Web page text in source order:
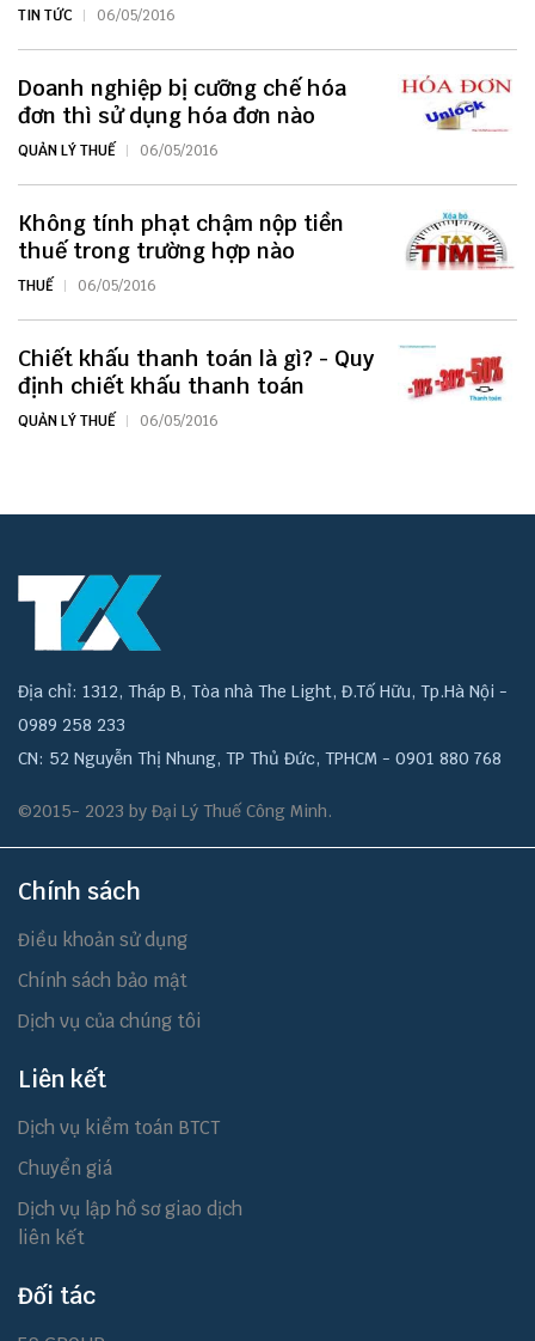
TIN TỨC 06/05/2016
Doanh nghiệp bị cưỡng chế hóa
đơn thì sử dụng hóa đơn nào
QUẢN LÝ THUẾ 06/05/2016
Không tính phạt chậm nộp tiền
thuế trong trường hợp nào
THUẾ 06/05/2016
Chiết khấu thanh toán là gì? - Quy
định chiết khấu thanh toán
QUẢN LÝ THUẾ 06/05/2016
Địa chỉ: 1312, Tháp B, Tòa nhà The Light, Đ.Tố Hữu, Tp.Hà Nội -
0989 258 233
CN: 52 Nguyễn Thị Nhung, TP Thủ Đức, TPHCM - 0901 880 768
©2015- 2023 by Đại Lý Thuế Công Minh.
Chính sách
Điều khoản sử dụng
Chính sách bảo mật
Dịch vụ của chúng tôi
Liên kết
Dịch vụ kiểm toán BTCT
Chuyển giá
Dịch vụ lập hồ sơ giao dịch
liên kết
Đối tác